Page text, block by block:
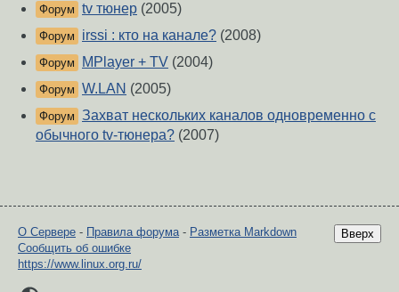
Форум tv тюнер (2005)
Форум irssi : кто на канале? (2008)
Форум MPlayer + TV (2004)
Форум W.LAN (2005)
Форум Захват нескольких каналов одновременно с
обычного tv-тюнера? (2007)
Вверх
О Сервере - Правила форума- Разметка Markdown
Сообщить об ошибке
https://www.linux.org.ru/